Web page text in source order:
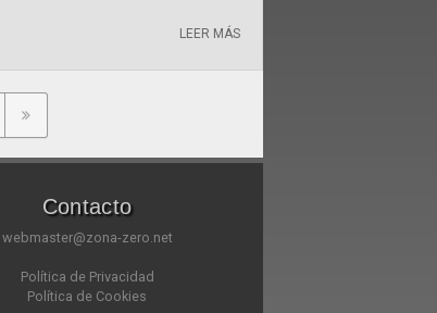
LEER MÁS
Contacto
webmaster@zona-zero.net
Política de Privacidad
Política de Cookies